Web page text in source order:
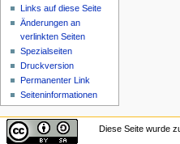
Links auf diese Seite
Änderungen an
verlinkten Seiten
Spezialseiten
Druckversion
Permanenter Link
Seiten­informationen
Diese Seite wurde